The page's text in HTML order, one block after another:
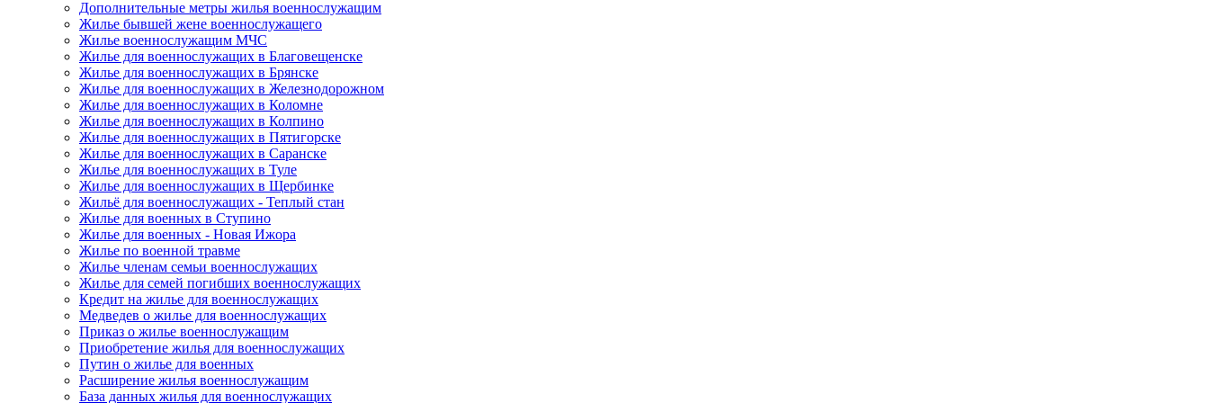
Дополнительные метры жилья военнослужащим
Жилье бывшей жене военнослужащего
Жилье военнослужащим МЧС
Жилье для военнослужащих в Благовещенске
Жилье для военнослужащих в Брянске
Жилье для военнослужащих в Железнодорожном
Жилье для военнослужащих в Коломне
Жилье для военнослужащих в Колпино
Жилье для военнослужащих в Пятигорске
Жилье для военнослужащих в Саранске
Жилье для военнослужащих в Туле
Жилье для военнослужащих в Щербинке
Жильё для военнослужащих - Теплый стан
Жилье для военных в Ступино
Жилье для военных - Новая Ижора
Жилье по военной травме
Жилье членам семьи военнослужащих
Жилье для семей погибших военнослужащих
Кредит на жилье для военнослужащих
Медведев о жилье для военнослужащих
Приказ о жилье военнослужащим
Приобретение жилья для военнослужащих
Путин о жилье для военных
Расширение жилья военнослужащим
База данных жилья для военнослужащих